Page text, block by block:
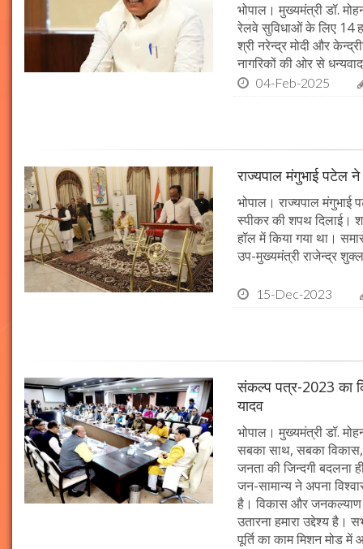
भोपाल। मुख्यमंत्री डॉ.
रेलवे सुविधाओं के लिए 14
श्री नरेन्द्र मोदी और
नागरिकों की ओर से
04-Feb-2025
राज्यपाल मंगुभाई पटेल ने
भोपाल। राज्यपाल मंगुभाई
स्पीकर की शपथ दिलाई।
हॉल में किया गया था।
उप-मुख्यमंत्री राजेन्द्र
15-Dec-2023
संकल्प पत्र-2023 का
यादव
भोपाल। मुख्यमंत्री डॉ.
सबका साथ, सबका
जनता की जिन्दगी बदलना
जन-सामान्य ने अपना
है। विकास और
उतारना हमारा उद्देश्य
पूर्ति का काम मिशन मोड